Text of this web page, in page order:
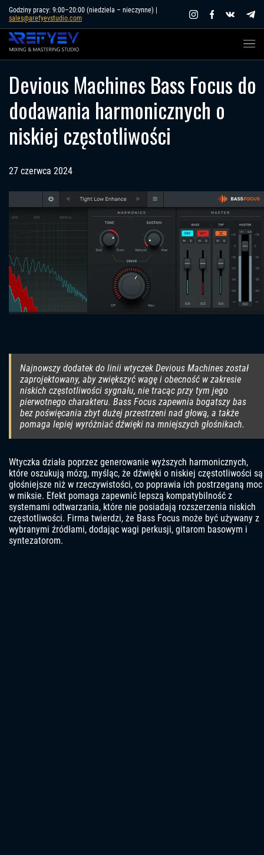
Skip
content
Godziny pracy: 9:00–20:00 (niedziela – nieczynne) |
sales@arefyevstudio.com
Devious Machines Bass Focus do
dodawania harmonicznych o
niskiej częstotliwości
27 czerwca 2024
Najnowszy dodatek do linii wtyczek Devious Machines został
zaprojektowany, aby zwiększyć wagę i obecność w zakresie
niskich częstotliwości sygnału, nie tracąc przy tym jego
pierwotnego charakteru. Bass Focus zapewnia bogatszy bas
bez poświęcania zbyt dużej przestrzeni nad głową, a także
pomaga lepiej wyróżniać dźwięki na mniejszych głośnikach.
Wtyczka działa poprzez generowanie wyższych harmonicznych,
które oszukują mózg, myśląc, że dźwięki o niskiej częstotliwości są
głośniejsze niż w rzeczywistości, co poprawia ich postrzeganą moc
w miksie. Efekt pomaga zapewnić lepszą kompatybilność z
systemami odtwarzania, które nie posiadają rozszerzenia niskich
częstotliwości. Firma twierdzi, że Bass Focus może być używany z
wybranymi źródłami, dodając wagi perkusji, gitarom basowym i
syntezatorom.